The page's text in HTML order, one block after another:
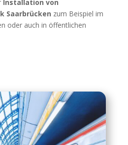
Installation von
Saarbrücken zum Beispiel im
oder auch in öffentlichen